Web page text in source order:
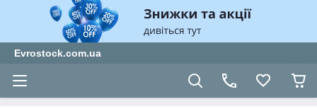
Evrostock.com.ua